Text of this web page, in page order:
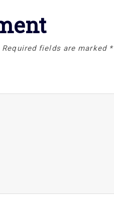
Required fields are marked *